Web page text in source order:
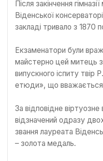
Після закінчення
Віденської
закладі тривало з 1870
Екзаменатори були
майстерно цей митець
випускного іспиту твір
етюди», що
За відповідне
відзначений одразу
звання лауреата
– золота медаль.